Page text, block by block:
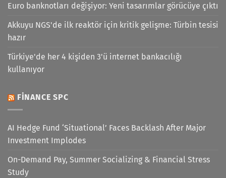
Euro banknotları değişiyor: Yeni tasarımlar görücüye çıktı
Akkuyu NGS'de ilk reaktör için kritik gelişme: Türbin tesisi
hazır
Türkiye'de her 4 kişiden 3'ü internet bankacılığı
kullanıyor
FINANCE SPC
AI Hedge Fund ‘Situational’ Faces Backlash After Major
Investment Implodes
On-Demand Pay, Summer Socializing & Financial Stress
Study